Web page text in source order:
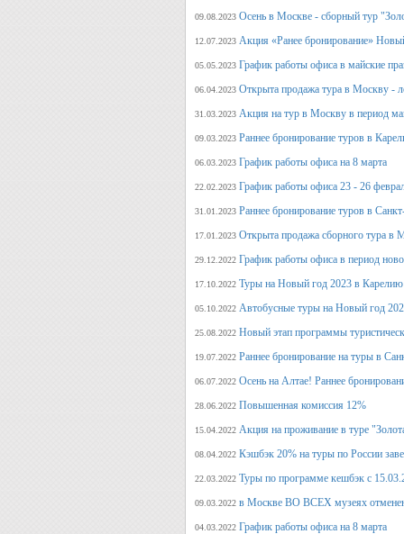
09.08.2023 Осень в Москве - сборный тур
12.07.2023 Акция «Ранее бронирование»
05.05.2023 График работы офиса в майские
06.04.2023 Открыта продажа тура в Москву -
31.03.2023 Акция на тур в Москву в период
09.03.2023 Раннее бронирование туров в
06.03.2023 График работы офиса на 8 марта
22.02.2023 График работы офиса 23 - 26
31.01.2023 Раннее бронирование туров в
17.01.2023 Открыта продажа сборного тура в
29.12.2022 График работы офиса в период
17.10.2022 Туры на Новый год 2023 в Карелию
05.10.2022 Автобусные туры на Новый год
25.08.2022 Новый этап программы
19.07.2022 Раннее бронирование на туры в
06.07.2022 Осень на Алтае! Раннее
28.06.2022 Повышенная комиссия 12%
15.04.2022 Акция на проживание в туре
08.04.2022 Кэшбэк 20% на туры по России
22.03.2022 Туры по программе кешбэк с
09.03.2022 в Москве ВО ВСЕХ музеях
04.03.2022 График работы офиса на 8 марта